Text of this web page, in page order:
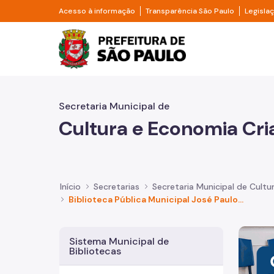
Pular para o Conteúdo principal
Acesso à informação Divisor de acesso à informação
Transparência São Paulo Divisor
Prefeitura de São
Secretaria Municipal de
Cultura e Economia
Início Secretarias Secretaria Municipal de
Biblioteca Pública Municipal José Paulo Paes
Sistema Municipal de
Bibliotecas